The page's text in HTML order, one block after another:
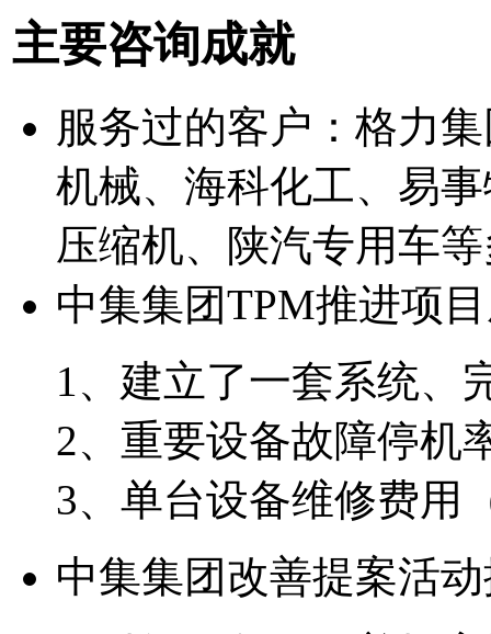
主要咨询成就
服务过的客户：格力
机械、海科化工、易
压缩机、陕汽专用车
中集集团TPM推进项
1、建立了一套系统、
2、重要设备故障停机
3、单台设备维修费用
中集集团改善提案活